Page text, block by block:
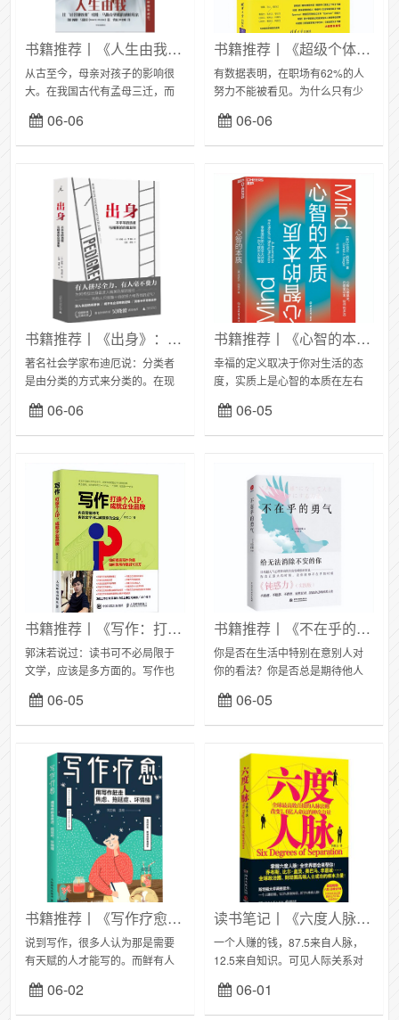
书籍推荐丨《人生由我》：梅耶·马斯克掌控自我命运，成功源于母亲的影响
从古至今，母亲对孩子的影响很
大。在我国古代有孟母三迁，而
功，绝对离不开他母亲给他的家
庭教育，对他一生的影响。马斯
06-06
书籍推荐丨《超级个体》：职场人都要学会“被看见”，提升表现力很重要
有数据表明，在职场有62%的人
努力不能被看见。为什么只有少
原来是大多数人都不懂得表现自
己，只有少部分人懂得主动地让
06-06
书籍推荐丨《出身》：精英阶层是如何自我复制的？
著名社会学家布迪厄说：分类者
是由分类的方式来分类的。在现
层，社会资源的不平等，有些人
看得见，有些人看不见。《出
06-06
书籍推荐丨《心智的本质》：优化心智获得幸福感
幸福的定义取决于你对生活的态
度，实质上是心智的本质在左右
享《心智的本质》这本书。什么
是心智？心智可能会被人觉得是
06-05
书籍推荐丨《写作：打造个人IP,成就企业品牌》，从6个写作维度打造个人品牌
郭沫若说过：读书可不必局限于
文学，应该是多方面的。写作也
解，以文采写作来定义写作。写
作对工作生活的作用，并非文采
06-05
书籍推荐丨《不在乎的勇气》：64个钝感力练习，用“无视技能”寻找心灵安定
你是否在生活中特别在意别人对
你的看法？你是否总是期待他人
人操控？这是因为你对一切太过
于在乎。如何养成不在乎的勇
06-05
书籍推荐丨《写作疗愈》：124个写作疗愈锦囊，让写作治愈你
说到写作，很多人认为那是需要
有天赋的人才能写的。而鲜有人
以帮助解决轻度心理问题的，写
作是可以自我疗愈的。《写作疗
06-02
读书笔记丨《六度人脉》：手把手教你拓展，储蓄，管理人脉
一个人赚的钱，87.5来自人脉，
12.5来自知识。可见人际关系对
普通职员学生掌握一度人脉，企
业高管和老板们掌握三都人脉，
06-01